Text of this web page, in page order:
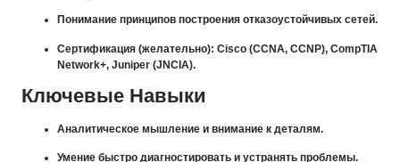
Понимание принципов построения отказоустойчивых сетей.
Сертификация (желательно): Cisco (CCNA, CCNP), CompTIA
Network+, Juniper (JNCIA).
Ключевые Навыки
Аналитическое мышление и внимание к деталям.
Умение быстро диагностировать и устранять проблемы.